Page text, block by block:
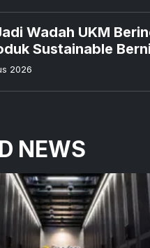
Wadah UKM
Sustainable
2026
NEWS